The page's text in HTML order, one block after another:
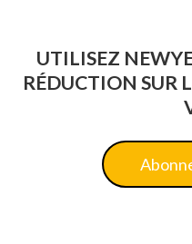
UTILISEZ
RÉDUCTION SUR